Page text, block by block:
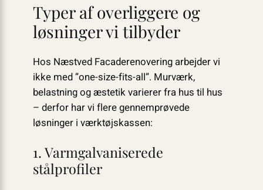
Typer af overliggere og
løsninger vi tilbyder
Hos Næstved Facaderenovering arbejder vi
ikke med ”one-size-fits-all”. Murværk,
belastning og æstetik varierer fra hus til hus
– derfor har vi flere gennemprøvede
løsninger i værktøjskassen:
1. Varmgalvaniserede
stålprofiler